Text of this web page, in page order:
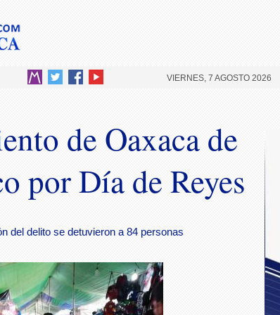
VIERNES, 7 AGOSTO 2026
de Oaxaca de
por Día de Reyes
del delito se detuvieron a 84 personas